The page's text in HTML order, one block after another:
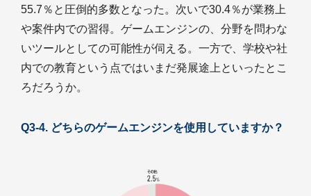
55.7％と圧倒的多数となった。次いで30.4％が業務上
や案件内での習得。ゲームエンジンの、分野を問わな
いツールとしての可能性が伺える。一方で、学校や社
内での教育という点ではいまだ発展途上といったとこ
ろだろうか。
Q3-4. どちらのゲームエンジンを使用していますか？